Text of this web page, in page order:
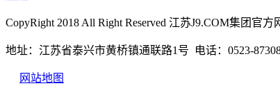
CopyRight 2018 All Right Reserved 江苏J9.COM集团
地址：江苏省泰兴市黄桥镇通联路1号 电话：0523-
网站地图